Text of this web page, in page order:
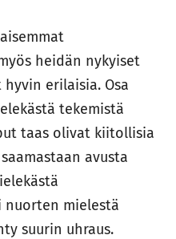
heidän nykyiset
erilaisia. Osa
tekemistä
taas olivat kiitollisia
avusta
nuorten mielestä
suurin uhraus.